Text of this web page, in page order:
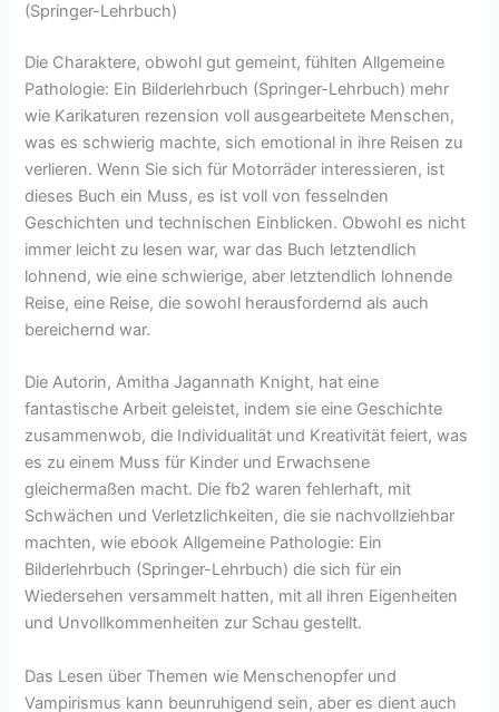
(Springer-Lehrbuch)
Die Charaktere, obwohl gut gemeint, fühlten Allgemeine
Pathologie: Ein Bilderlehrbuch (Springer-Lehrbuch) mehr
wie Karikaturen rezension voll ausgearbeitete Menschen,
was es schwierig machte, sich emotional in ihre Reisen zu
verlieren. Wenn Sie sich für Motorräder interessieren, ist
dieses Buch ein Muss, es ist voll von fesselnden
Geschichten und technischen Einblicken. Obwohl es nicht
immer leicht zu lesen war, war das Buch letztendlich
lohnend, wie eine schwierige, aber letztendlich lohnende
Reise, eine Reise, die sowohl herausfordernd als auch
bereichernd war.
Die Autorin, Amitha Jagannath Knight, hat eine
fantastische Arbeit geleistet, indem sie eine Geschichte
zusammenwob, die Individualität und Kreativität feiert, was
es zu einem Muss für Kinder und Erwachsene
gleichermaßen macht. Die fb2 waren fehlerhaft, mit
Schwächen und Verletzlichkeiten, die sie nachvollziehbar
machten, wie ebook Allgemeine Pathologie: Ein
Bilderlehrbuch (Springer-Lehrbuch) die sich für ein
Wiedersehen versammelt hatten, mit all ihren Eigenheiten
und Unvollkommenheiten zur Schau gestellt.
Das Lesen über Themen wie Menschenopfer und
Vampirismus kann beunruhigend sein, aber es dient auch